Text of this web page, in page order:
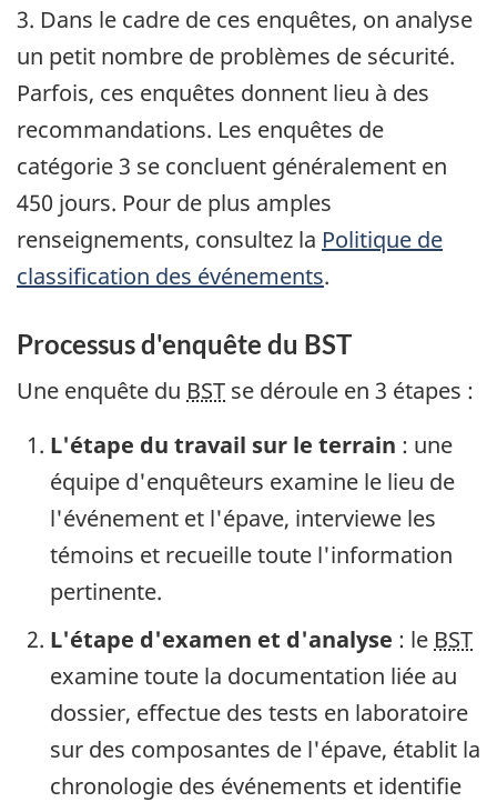
3. Dans le cadre de ces enquêtes, on analyse
un petit nombre de problèmes de sécurité.
Parfois, ces enquêtes donnent lieu à des
recommandations. Les enquêtes de
catégorie 3 se concluent généralement en
450 jours. Pour de plus amples
renseignements, consultez la Politique de
classification des événements.
Processus d'enquête du BST
Une enquête du BST se déroule en 3 étapes :
L'étape du travail sur le terrain : une
équipe d'enquêteurs examine le lieu de
l'événement et l'épave, interviewe les
témoins et recueille toute l'information
pertinente.
L'étape d'examen et d'analyse : le BST
examine toute la documentation liée au
dossier, effectue des tests en laboratoire
sur des composantes de l'épave, établit la
chronologie des événements et identifie